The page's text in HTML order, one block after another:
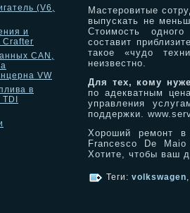
(V6,
и
Crafter
CAN,
VW
в
Мастеровитые
выпускать не
Стоимость
составит
такое «чудо
неизвестно.
Для тех, кому
по адекватным
управления
поддержки.
Хороший ремонт
Francesco De
Хотите, чтобы ваш
Теги: volkswagen